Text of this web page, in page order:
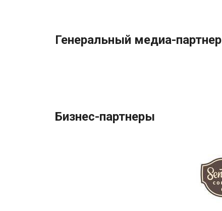
Генеральный медиа-партнер
Бизнес-партнеры